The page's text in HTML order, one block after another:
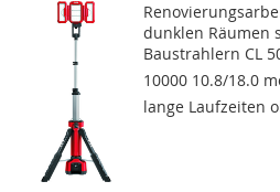
dunklen Räumen
Baustrahlern CL
10000 10.8/18.0
lange Laufzeiten